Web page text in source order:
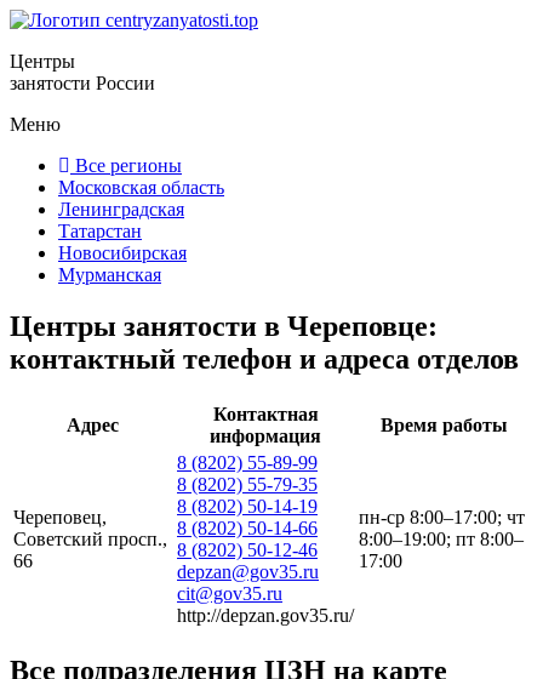
Центры
занятости России
Меню
Все регионы
Московская область
Ленинградская
Татарстан
Новосибирская
Мурманская
Центры занятости в Череповце:
контактный телефон и адреса отделов
Адрес
Контактная
информация
Время работы
Череповец,
Советский просп.,
66
8 (8202) 55-89-99
8 (8202) 55-79-35
8 (8202) 50-14-19
8 (8202) 50-14-66
8 (8202) 50-12-46
depzan@gov35.ru
cit@gov35.ru
http://depzan.gov35.ru/
пн-ср 8:00–17:00; чт
8:00–19:00; пт 8:00–
17:00
Все подразделения ЦЗН на карте